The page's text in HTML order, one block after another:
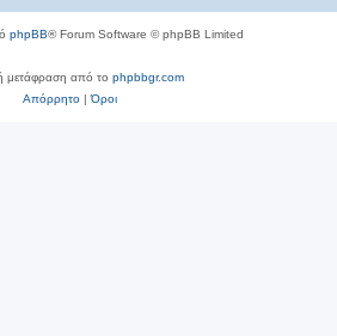
phpBB® Forum Software © phpBB Limited
μετάφραση από το phpbbgr.com
Απόρρητο|Όροι